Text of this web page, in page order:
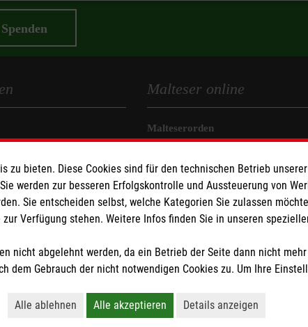
Spenden
Malteser online
Malteserorden
Malteser International
Sharepoint
von der Körperschaft- und Gewerbesteuer befreit.
zu bieten. Diese Cookies sind für den technischen Betrieb
werden zur besseren Erfolgskontrolle und Aussteuerung von
Sie entscheiden selbst, welche Kategorien Sie zulassen
Verfügung stehen. Weitere Infos finden Sie in unseren
nicht abgelehnt werden, da ein Betrieb der Seite dann nicht
dem Gebrauch der nicht notwendigen Cookies zu. Um Ihre
Alle ablehnen Alle akzeptieren Details anzeigen